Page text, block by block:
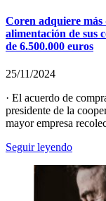
Coren adquiere más
alimentación de sus
de 6.500.000 euros
25/11/2024
· El acuerdo de
presidente de la
mayor empresa
Seguir leyendo